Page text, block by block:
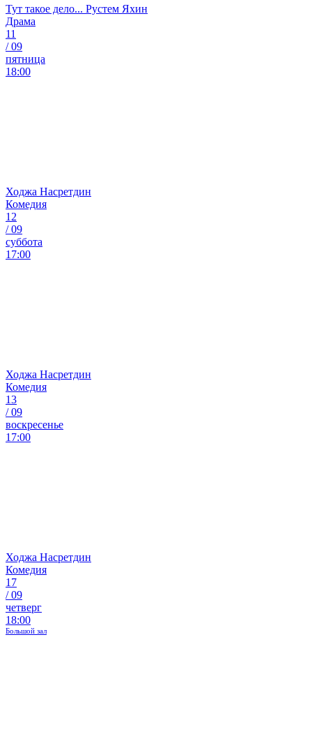
Тут такое дело... Рустем Яхин
Драма
11
/09
пятница
18:00
Ходжа Насретдин
Комедия
12
/09
суббота
17:00
Ходжа Насретдин
Комедия
13
/09
воскресенье
17:00
Ходжа Насретдин
Комедия
17
/09
четверг
18:00
Большой зал